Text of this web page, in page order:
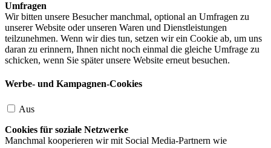
Umfragen
Wir bitten unsere Besucher manchmal, optional an Umfragen zu
unserer Website oder unseren Waren und Dienstleistungen
teilzunehmen. Wenn wir dies tun, setzen wir ein Cookie ab, um uns
daran zu erinnern, Ihnen nicht noch einmal die gleiche Umfrage zu
schicken, wenn Sie später unsere Website erneut besuchen.
Werbe- und Kampagnen-Cookies
Aus
Cookies für soziale Netzwerke
Manchmal kooperieren wir mit Social Media-Partnern wie